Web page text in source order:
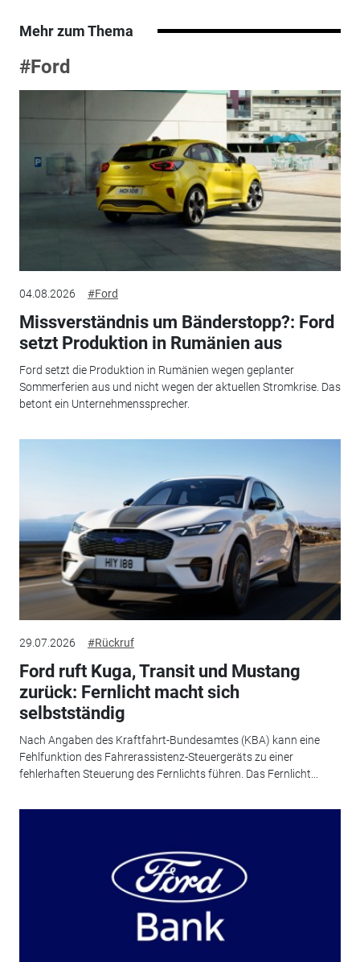
Mehr zum Thema
#Ford
04.08.2026 #Ford
Missverständnis um Bänderstopp?: Ford
setzt Produktion in Rumänien aus
Ford setzt die Produktion in Rumänien wegen geplanter
Sommerferien aus und nicht wegen der aktuellen Stromkrise. Das
betont ein Unternehmenssprecher.
29.07.2026 #Rückruf
Ford ruft Kuga, Transit und Mustang
zurück: Fernlicht macht sich
selbstständig
Nach Angaben des Kraftfahrt-Bundesamtes (KBA) kann eine
Fehlfunktion des Fahrerassistenz-Steuergeräts zu einer
fehlerhaften Steuerung des Fernlichts führen. Das Fernlicht...